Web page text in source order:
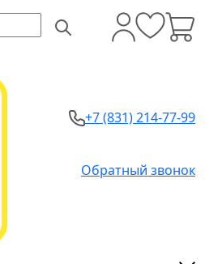
+7 (831) 214-77-99
Обратный звонок